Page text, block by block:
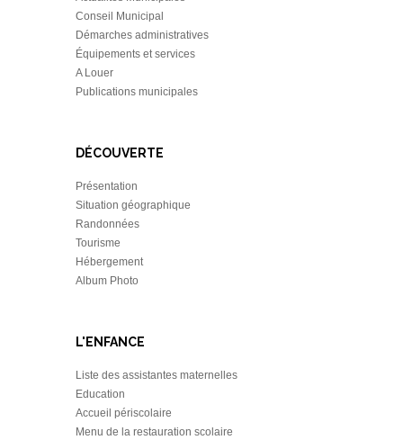
Conseil Municipal
Démarches administratives
Équipements et services
A Louer
Publications municipales
DÉCOUVERTE
Présentation
Situation géographique
Randonnées
Tourisme
Hébergement
Album Photo
L'ENFANCE
Liste des assistantes maternelles
Education
Accueil périscolaire
Menu de la restauration scolaire